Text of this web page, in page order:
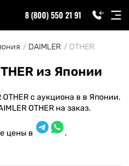
8 (800) 550 21 91
DAIMLER OTHER
из Японии
с аукциона в в Японии.
OTHER на заказ.
цены в .